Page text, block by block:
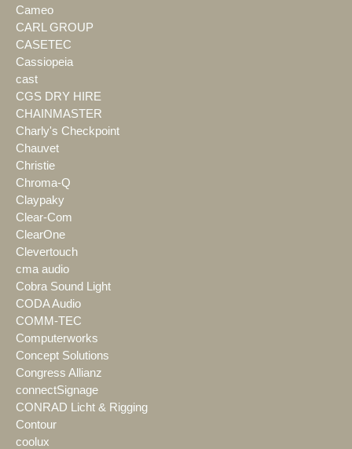
Cameo
CARL GROUP
CASETEC
Cassiopeia
cast
CGS DRY HIRE
CHAINMASTER
Charly's Checkpoint
Chauvet
Christie
Chroma-Q
Claypaky
Clear-Com
ClearOne
Clevertouch
cma audio
Cobra Sound Light
CODA Audio
COMM-TEC
Computerworks
Concept Solutions
Congress Allianz
connectSignage
CONRAD Licht & Rigging
Contour
coolux